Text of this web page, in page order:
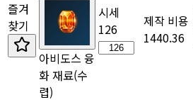
즐겨
찾기
아비도스 융
화 재료(수
렵)
시세
126
제작 비용
1440.36